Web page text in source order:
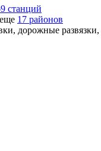
станций
17 районов
развязки,